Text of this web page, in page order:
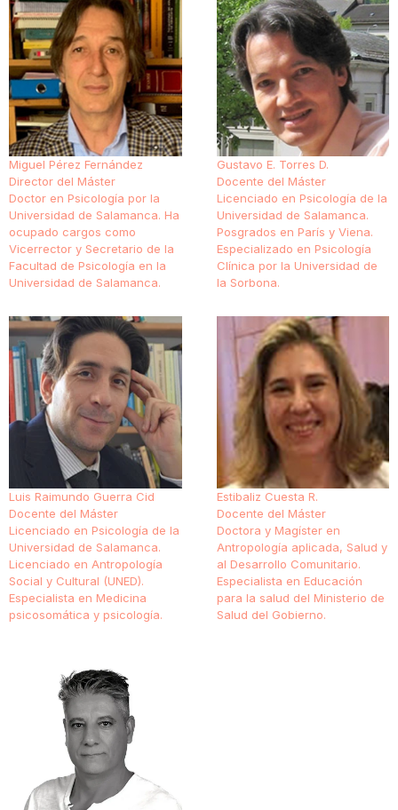
Miguel Pérez Fernández
Director del Máster
Doctor en Psicología por la
Universidad de Salamanca. Ha
ocupado cargos como
Vicerrector y Secretario de la
Facultad de Psicología en la
Universidad de Salamanca.
Gustavo E. Torres D.
Docente del Máster
Licenciado en Psicología de la
Universidad de Salamanca.
Posgrados en París y Viena.
Especializado en Psicología
Clínica por la Universidad de
la Sorbona.
Luis Raimundo Guerra Cid
Docente del Máster
Licenciado en Psicología de la
Universidad de Salamanca.
Licenciado en Antropología
Social y Cultural (UNED).
Especialista en Medicina
psicosomática y psicología.
Estibaliz Cuesta R.
Docente del Máster
Doctora y Magíster en
Antropología aplicada, Salud y
al Desarrollo Comunitario.
Especialista en Educación
para la salud del Ministerio de
Salud del Gobierno.